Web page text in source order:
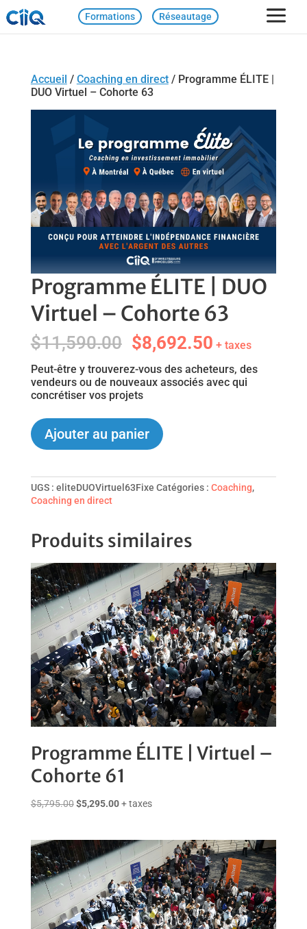
Formations Réseautage
Accueil / Coaching en direct/ Programme ÉLITE |
DUO Virtuel – Cohorte 63
Programme ÉLITE | DUO
Virtuel – Cohorte 63
$11,590.00 Le
prix
initial
était :
$11,590.00.
$8,692.50Le
prix
actuel
est :
$8,692.50.
+ taxes
Peut-être y trouverez-vous des acheteurs, des
vendeurs ou de nouveaux associés avec qui
concrétiser vos projets
quantité
de
Programme
|
DUO
Virtuel
63
Ajouter au panier
UGS : eliteDUOVirtuel63Fixe Catégories : Coaching,
Coaching en direct
Produits similaires
Programme ÉLITE | Virtuel –
Cohorte 61
$5,795.00 Le
était :
$5,795.00.
$5,295.00Le
est :
$5,295.00.
+ taxes